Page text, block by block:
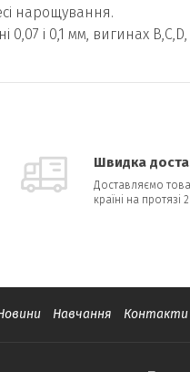
нарощування.
0,07 і 0,1 мм, вигинах
Швидка
Доставляємо
країні на протязі
Навчання Контакти